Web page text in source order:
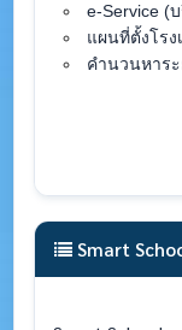
e-Service (
แผนที่ตั้งโรง
คำนวนหาระ
Smart